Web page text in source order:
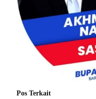
Pos Terkait